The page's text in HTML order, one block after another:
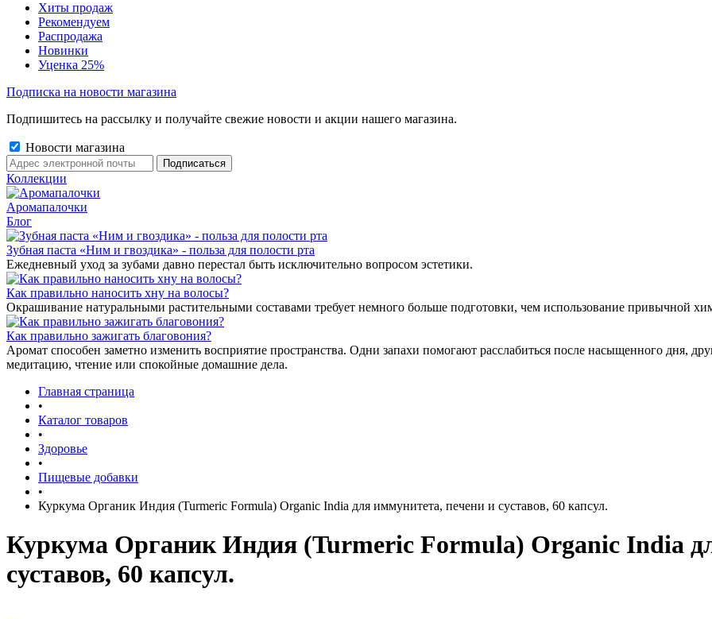
Хиты продаж
Рекомендуем
Распродажа
Новинки
Уценка 25%
Подписка на новости магазина
Подпишитесь на рассылку и получайте свежие новости и акции нашего магазина.
Новости магазина
Коллекции
Аромапалочки
Блог
Зубная паста «Ним и гвоздика» - польза для полости рта
Ежедневный уход за зубами давно перестал быть исключительно вопросом эстетики.
Как правильно наносить хну на волосы?
Окрашивание натуральными растительными составами требует немного больше подготовки, чем использование привычной
Как правильно зажигать благовония?
Аромат способен заметно изменить восприятие пространства. Одни запахи помогают расслабиться после насыщенного дня,
медитацию, чтение или спокойные домашние дела.
Главная страница
•
Каталог товаров
•
Здоровье
•
Пищевые добавки
•
Куркума Органик Индия (Turmeric Formula) Organic India для иммунитета, печени и суставов, 60 капсул.
Куркума Органик Индия (Turmeric Formula) Organic India
суставов, 60 капсул.